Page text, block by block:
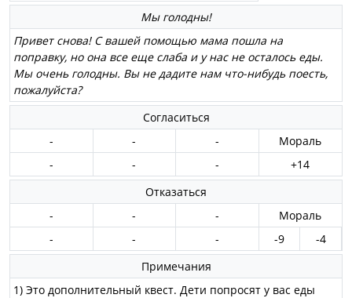
Мы голодны!
Привет снова! С вашей помощью мама пошла на
поправку, но она все еще слаба и у нас не осталось еды.
Мы очень голодны. Вы не дадите нам что-нибудь поесть,
пожалуйста?
Согласиться
-
- -
Мораль
-
- -
+14
Отказаться
-
- -
Мораль
-
- - -9
-4
Примечания
1) Это дополнительный квест. Дети попросят у вас еды